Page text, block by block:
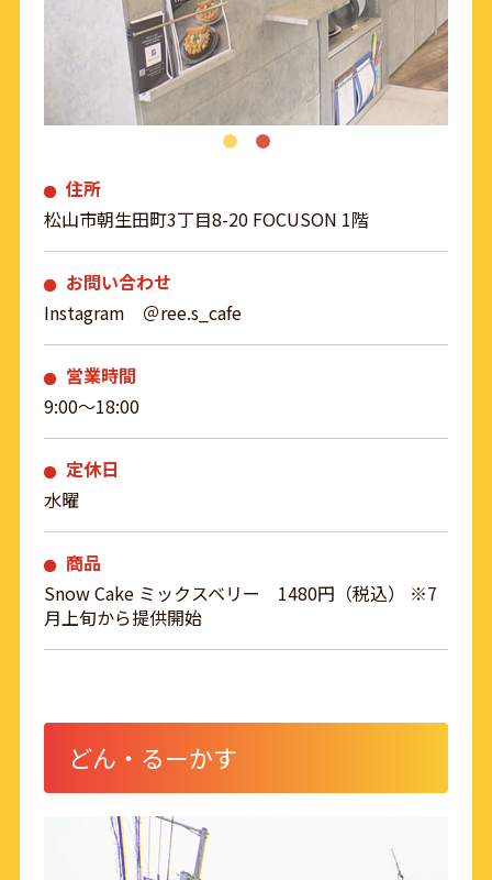
住所
松山市朝生田町3丁目8-20 FOCUSON 1階
お問い合わせ
Instagram ＠ree.s_cafe
営業時間
9:00～18:00
定休日
水曜
商品
Snow Cake ミックスベリー 1480円（税込） ※7
月上旬から提供開始
どん・るーかす